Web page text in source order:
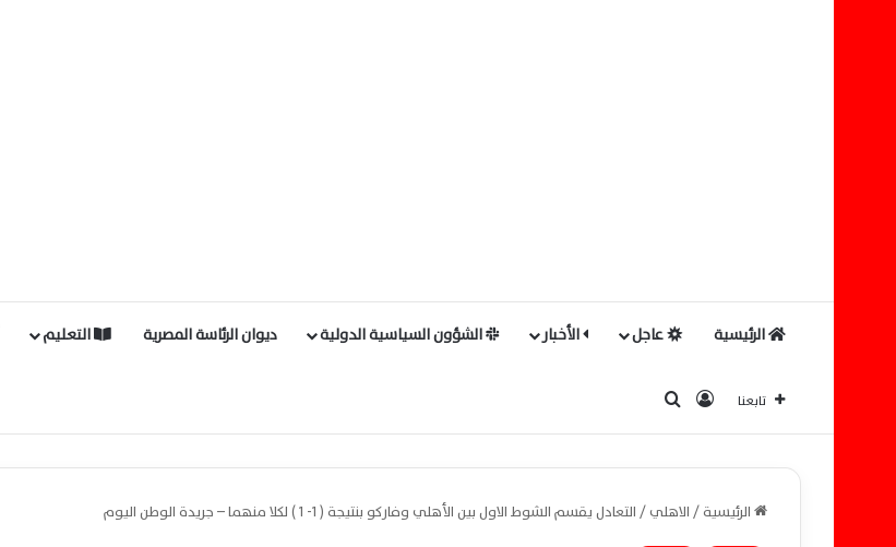
الرئيسية عاجل الأخبار الشؤون السياسية الدولية ديوان الرئاسة المصرية التعليم
تابعنا تسجيل الدخول
الرئيسية/الاهلي/التعادل يقسم الشوط الاول بين الأهلي وفاركو بنتيجة ( 1- 1 ) لكلا منهما – جريدة الوطن اليوم